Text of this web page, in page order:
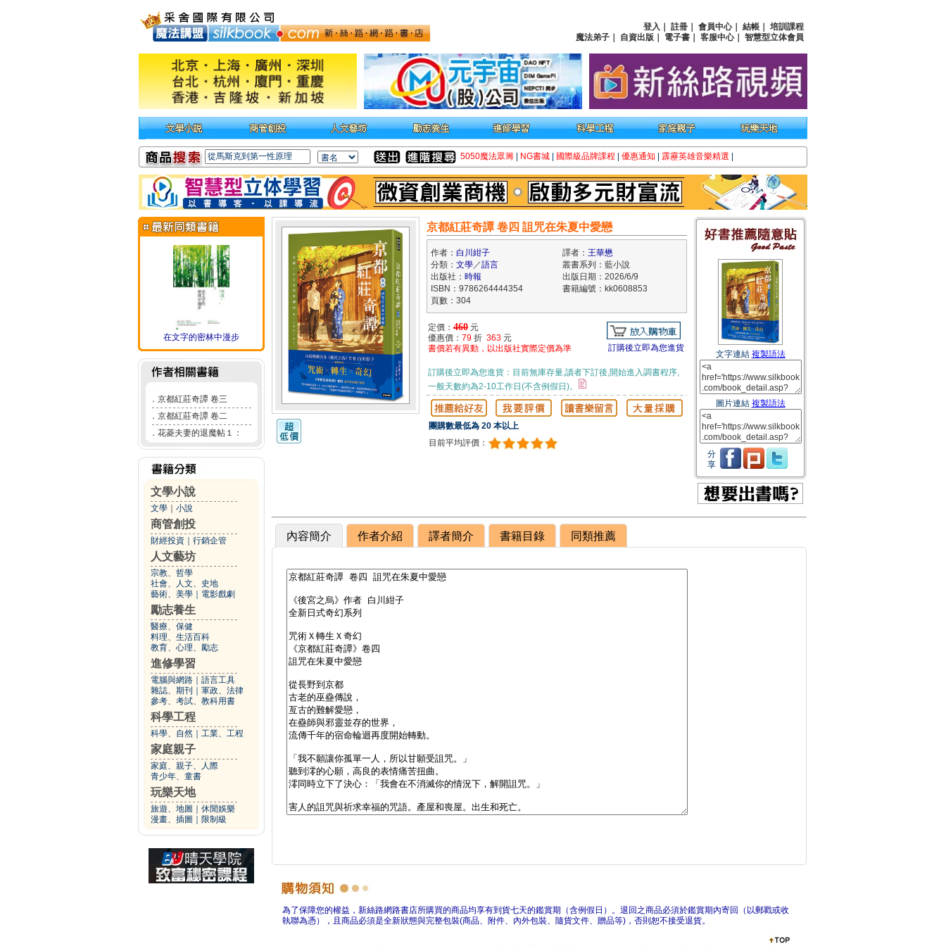
登入 註冊 會員中心｜ 結帳
培訓課程
魔法弟子
自資出版 電子書 客服中心｜ 智慧型立体會員
5050魔法眾籌 NG書城 國際級品牌課程 優惠通知 霹靂英雄音樂精選
在文字的密林中漫步
． 京都紅莊奇譚 卷三
． 京都紅莊奇譚 卷二
． 花菱夫妻的退魔帖１：
文學小說
文學 小說
商管創投
財經投資 行銷企管
人文藝坊
宗教、哲學
社會、人文、史地
藝術、美學
電影戲劇
勵志養生
醫療、保健
料理、生活百科
教育、心理、勵志
進修學習
電腦與網路
語言工具
雜誌、期刊
軍政、法律
參考、考試、教科用書
科學工程
科學、自然 工業、工程
家庭親子
家庭、親子、人際
青少年、童書
玩樂天地
旅遊、地圖
休閒娛樂
漫畫、插圖
限制級
京都紅莊奇譚 卷四 詛咒在朱夏中愛戀
作者： 白川紺子 譯者： 王華懋
分類： 文學／語言
叢書系列：藍小說
出版社： 時報
出版日期：2026/6/9
ISBN：9786264444354
書籍編號：kk0608853
頁數：304
定價： 460 元
優惠價： 79 折 363 元
書價若有異動，以出版社實際定價為準
訂購後立即為您進貨
訂購後立即為您進貨：目前無庫存量,讀者下訂後,開始進入調書程序,
一般天數約為2-10工作日(不含例假日)。
團購數最低為 20 本以上
目前平均評價：
文字連結 複製語法
圖片連結 複製語法
分
享
內容簡介 作者介紹 譯者簡介 書籍目錄 同類推薦
為了保障您的權益，新絲路網路書店所購買的商品均享有到貨七天的鑑賞期（含例假日）。退回之商品必須於鑑賞期內寄回（以郵戳或收
執聯為憑），且商品必須是全新狀態與完整包裝(商品、附件、內外包裝、隨貨文件、贈品等)，否則恕不接受退貨。